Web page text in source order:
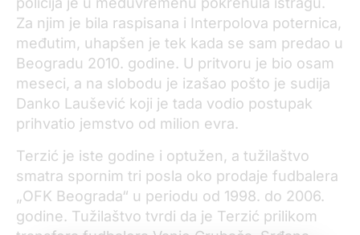
Za njim je bila raspisana i Interpolova poternica,
međutim, uhapšen je tek kada se sam predao u
Beogradu 2010. godine. U pritvoru je bio osam
meseci, a na slobodu je izašao pošto je sudija
Danko Laušević koji je tada vodio postupak
prihvatio jemstvo od milion evra.
Terzić je iste godine i optužen, a tužilaštvo
smatra spornim tri posla oko prodaje fudbalera
„OFK Beograda“ u periodu od 1998. do 2006.
godine. Tužilaštvo tvrdi da je Terzić prilikom